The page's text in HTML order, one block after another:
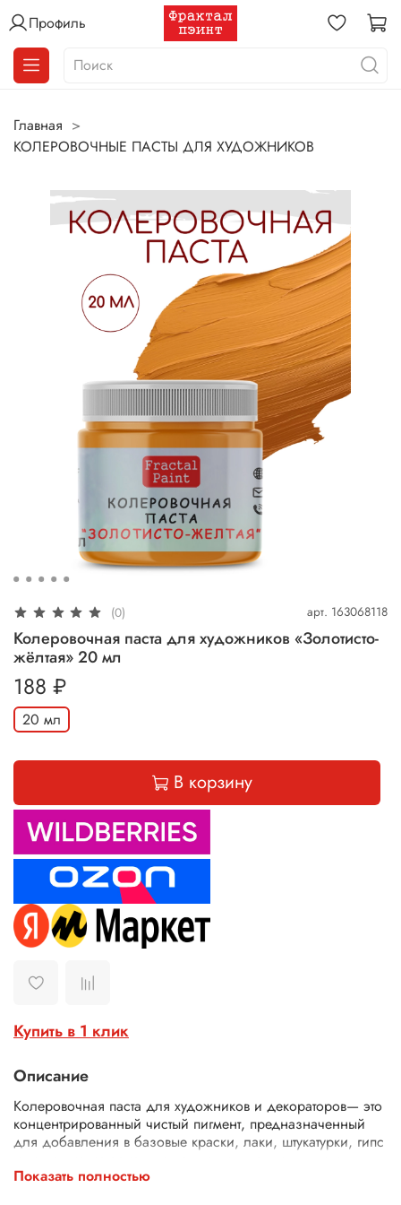
Профиль
Главная
КОЛЕРОВОЧНЫЕ ПАСТЫ ДЛЯ ХУДОЖНИКОВ
(0) арт. 163068118
Колеровочная паста для художников «Золотисто-
жёлтая» 20 мл
188 ₽
20 мл
В корзину
Купить в 1 клик
Описание
Колеровочная паста для художников и декораторов— это
концентрированный чистый пигмент, предназначенный
для добавления в базовые краски, лаки, штукатурки, гипс
оттенка.
Показать полностью